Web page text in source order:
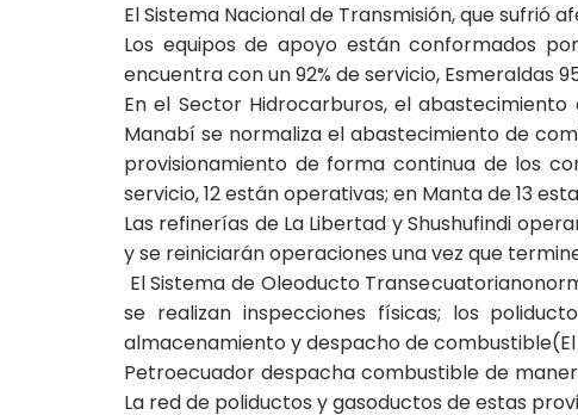
El Sistema Nacional de Transmisión, que
Los equipos de apoyo están conformados
encuentra con un 92% de servicio, Esmeraldas
En el Sector Hidrocarburos, el
Manabí se normaliza el abastecimiento de
provisionamiento de forma continua de los
servicio, 12 están operativas; en Manta de 13
Las refinerías de La Libertad y Shushufindi
y se reiniciarán operaciones una vez que
El Sistema de Oleoducto
se realizan inspecciones físicas; los
almacenamiento y despacho de
Petroecuador despacha combustible de
La red de poliductos y gasoductos de estas